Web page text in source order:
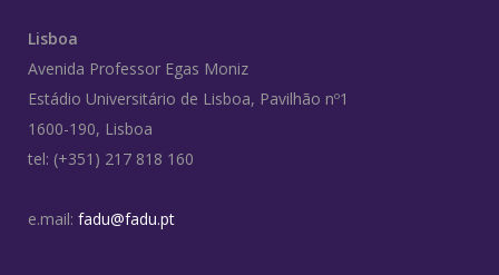
Lisboa
Avenida Professor Egas Moniz
Estádio Universitário de Lisboa, Pavilhão nº1
1600-190, Lisboa
tel: (+351) 217 818 160
e.mail: fadu@fadu.pt